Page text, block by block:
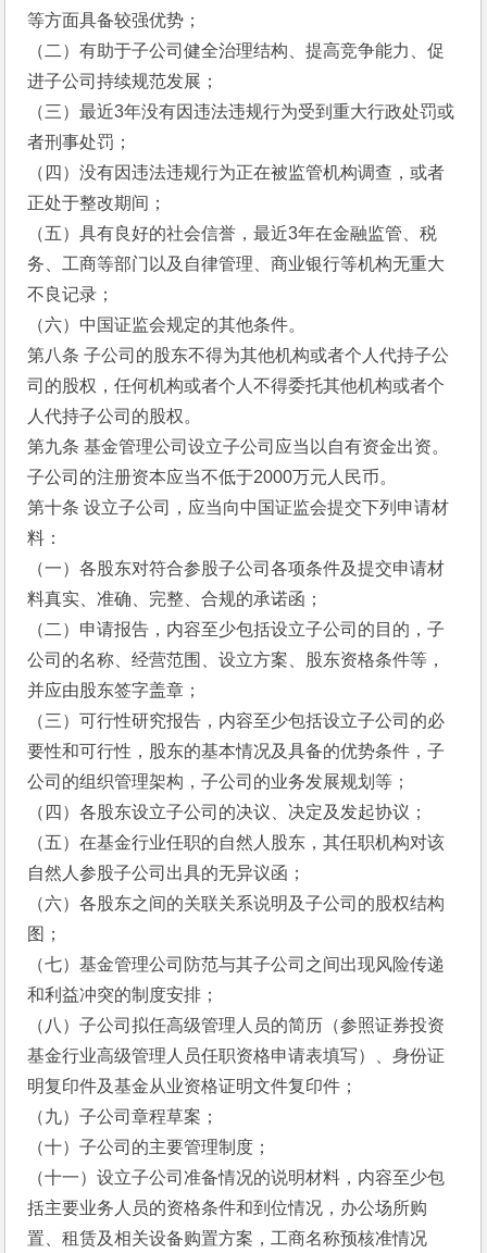
等方面具备较强优势；
（二）有助于子公司健全治理结构、提高竞争能力、促
进子公司持续规范发展；
（三）最近3年没有因违法违规行为受到重大行政处罚或
者刑事处罚；
（四）没有因违法违规行为正在被监管机构调查，或者
正处于整改期间；
（五）具有良好的社会信誉，最近3年在金融监管、税
务、工商等部门以及自律管理、商业银行等机构无重大
不良记录；
（六）中国证监会规定的其他条件。
第八条 子公司的股东不得为其他机构或者个人代持子公
司的股权，任何机构或者个人不得委托其他机构或者个
人代持子公司的股权。
第九条 基金管理公司设立子公司应当以自有资金出资。
子公司的注册资本应当不低于2000万元人民币。
第十条 设立子公司，应当向中国证监会提交下列申请材
料：
（一）各股东对符合参股子公司各项条件及提交申请材
料真实、准确、完整、合规的承诺函；
（二）申请报告，内容至少包括设立子公司的目的，子
公司的名称、经营范围、设立方案、股东资格条件等，
并应由股东签字盖章；
（三）可行性研究报告，内容至少包括设立子公司的必
要性和可行性，股东的基本情况及具备的优势条件，子
公司的组织管理架构，子公司的业务发展规划等；
（四）各股东设立子公司的决议、决定及发起协议；
（五）在基金行业任职的自然人股东，其任职机构对该
自然人参股子公司出具的无异议函；
（六）各股东之间的关联关系说明及子公司的股权结构
图；
（七）基金管理公司防范与其子公司之间出现风险传递
和利益冲突的制度安排；
（八）子公司拟任高级管理人员的简历（参照证券投资
基金行业高级管理人员任职资格申请表填写）、身份证
明复印件及基金从业资格证明文件复印件；
（九）子公司章程草案；
（十）子公司的主要管理制度；
（十一）设立子公司准备情况的说明材料，内容至少包
括主要业务人员的资格条件和到位情况，办公场所购
置、租赁及相关设备购置方案，工商名称预核准情况